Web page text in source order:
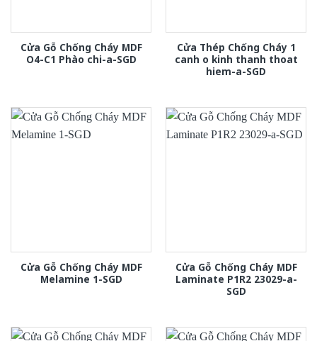
Cửa Gỗ Chống Cháy MDF
O4-C1 Phào chi-a-SGD
Cửa Thép Chống Cháy 1
canh o kinh thanh thoat
hiem-a-SGD
Cửa Gỗ Chống Cháy MDF
Melamine 1-SGD
Cửa Gỗ Chống Cháy MDF
Laminate P1R2 23029-a-
SGD